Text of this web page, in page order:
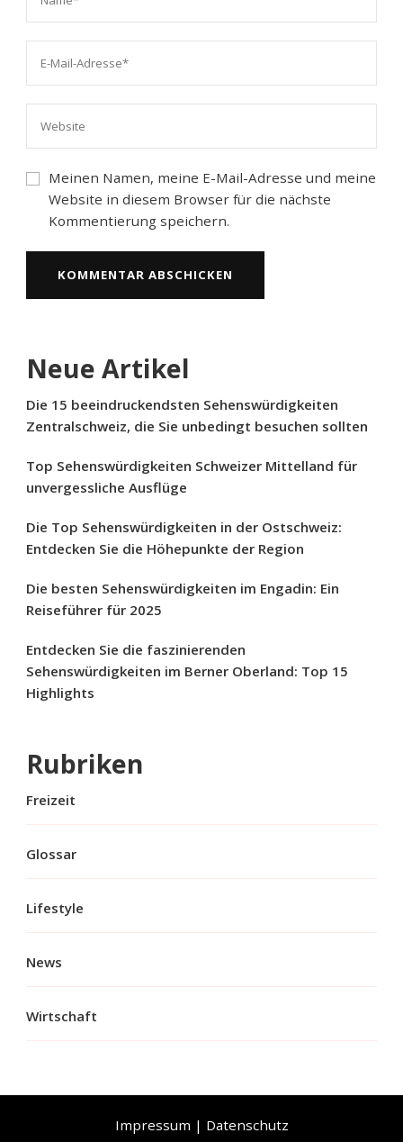
Meinen Namen, meine E-Mail-Adresse und meine
Website in diesem Browser für die nächste
Kommentierung speichern.
Neue Artikel
Die 15 beeindruckendsten Sehenswürdigkeiten
Zentralschweiz, die Sie unbedingt besuchen sollten
Top Sehenswürdigkeiten Schweizer Mittelland für
unvergessliche Ausflüge
Die Top Sehenswürdigkeiten in der Ostschweiz:
Entdecken Sie die Höhepunkte der Region
Die besten Sehenswürdigkeiten im Engadin: Ein
Reiseführer für 2025
Entdecken Sie die faszinierenden
Sehenswürdigkeiten im Berner Oberland: Top 15
Highlights
Rubriken
Freizeit
Glossar
Lifestyle
News
Wirtschaft
Impressum | Datenschutz